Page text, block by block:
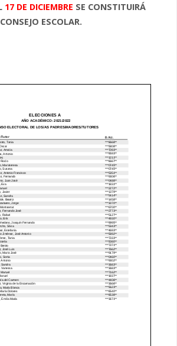
17 DE DICIEMBRE SE CONSTITUIRÁ
ESCOLAR.